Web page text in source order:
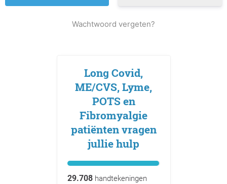
Wachtwoord vergeten?
Long Covid,
ME/CVS, Lyme,
POTS en
Fibromyalgie
patiënten vragen
jullie hulp
29.708handtekeningen